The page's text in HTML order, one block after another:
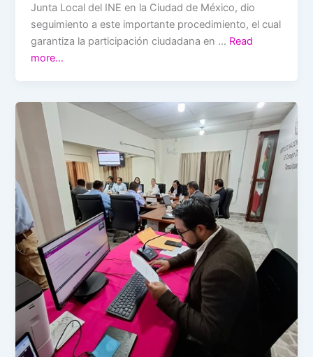
Junta Local del INE en la Ciudad de México, dio
seguimiento a este importante procedimiento, el cual
garantiza la participación ciudadana en … Read
more…